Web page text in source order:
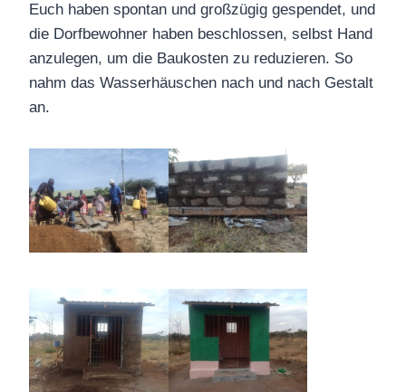
Euch haben spontan und großzügig gespendet, und
die Dorfbewohner haben beschlossen, selbst Hand
anzulegen, um die Baukosten zu reduzieren. So
nahm das Wasserhäuschen nach und nach Gestalt
an.